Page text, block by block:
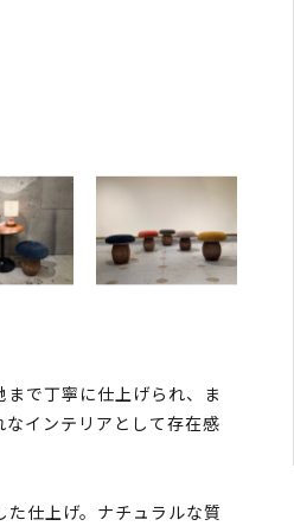
で丁寧に仕上げられ、ま
インテリアとして存在感
仕上げ。ナチュラルな質